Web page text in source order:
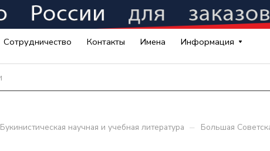
Сотрудничество Контакты Имена Информация
Букинистическая научная и учебная литература – Большая